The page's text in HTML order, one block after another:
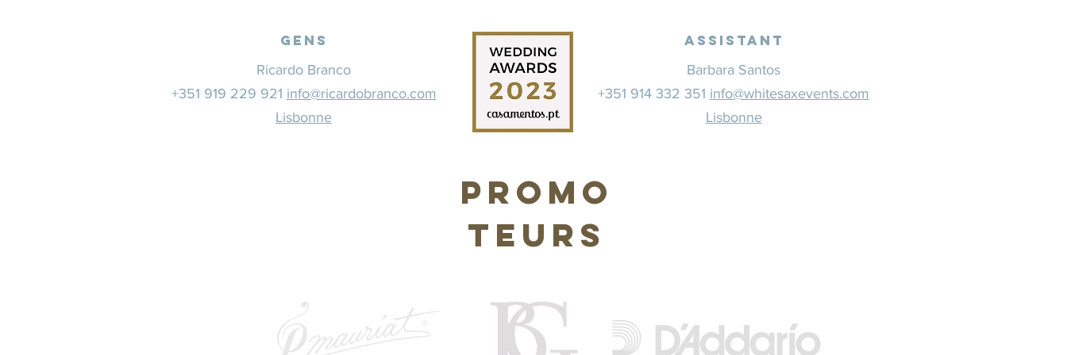
Gens
Ricardo Branco
+351 919 229 921 info@ricardobranco.com
Lisbonne
Assistant
Barbara Santos
+351 914 332 351 info@whitesaxevents.com
Lisbonne
Promo
teurs